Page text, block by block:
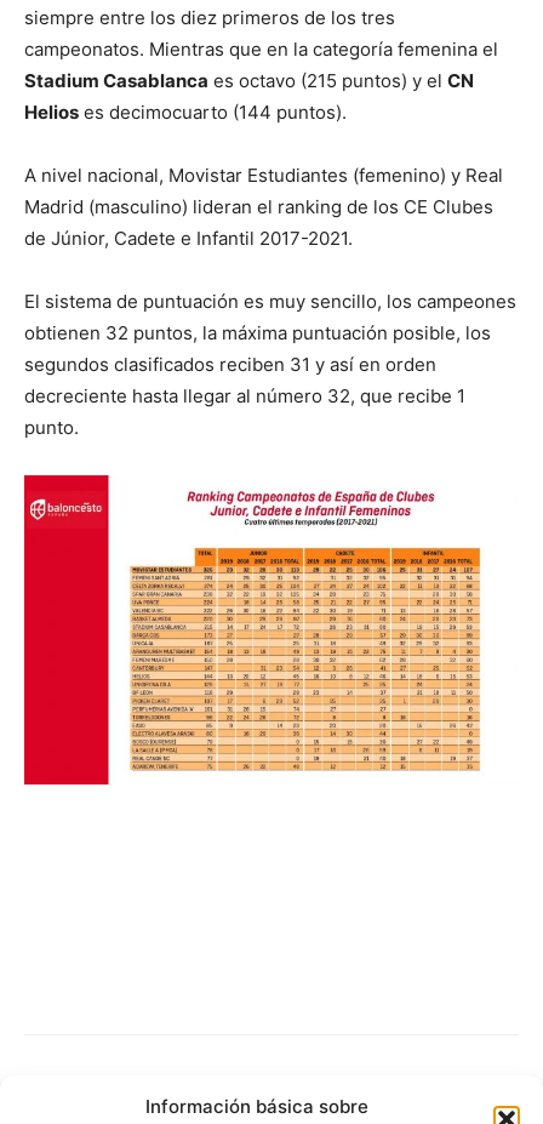
Información básica sobre
siempre entre los diez primeros de los tres
campeonatos. Mientras que en la categoría femenina el
Stadium Casablanca es octavo (215 puntos) y el CN
Helios es decimocuarto (144 puntos).
A nivel nacional, Movistar Estudiantes (femenino) y Real
Madrid (masculino) lideran el ranking de los CE Clubes
de Júnior, Cadete e Infantil 2017-2021.
El sistema de puntuación es muy sencillo, los campeones
obtienen 32 puntos, la máxima puntuación posible, los
segundos clasificados reciben 31 y así en orden
decreciente hasta llegar al número 32, que recibe 1
punto.